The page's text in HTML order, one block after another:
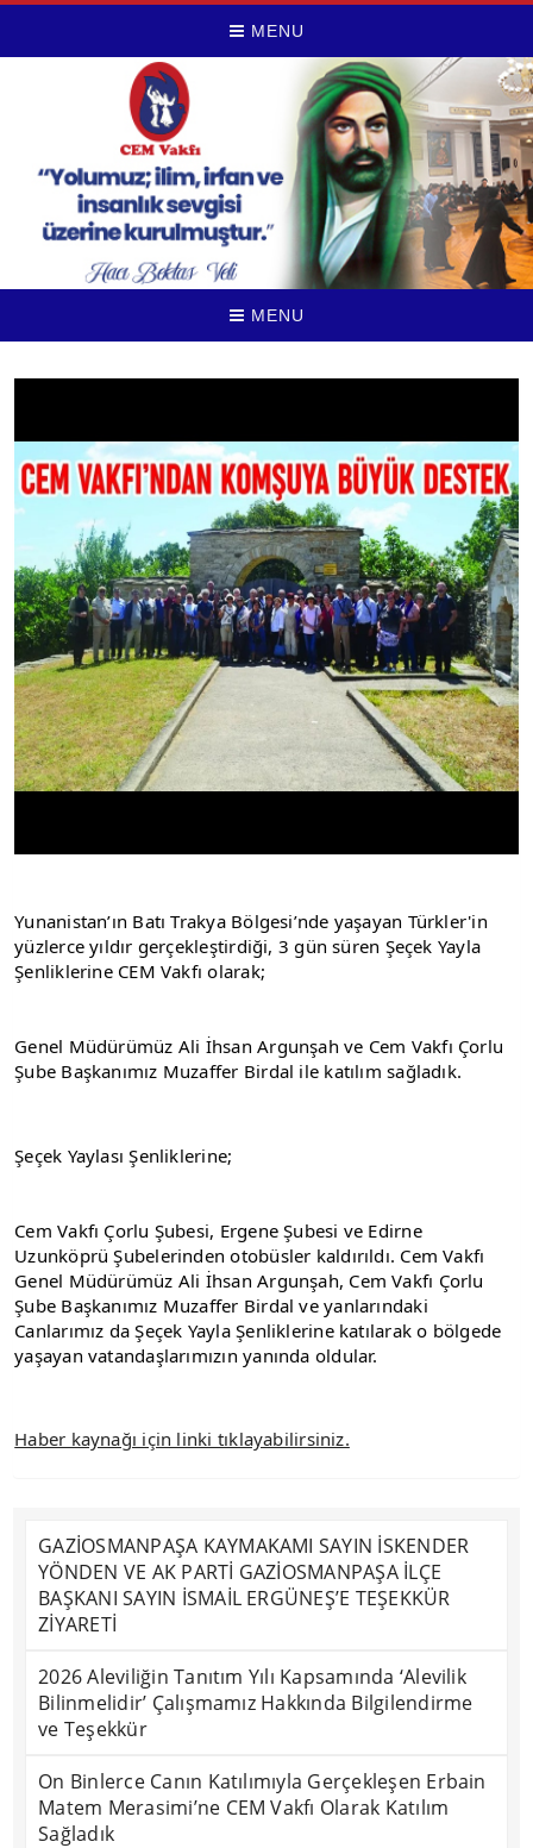
MENU
MENU
Yunanistan’ın Batı Trakya Bölgesi’nde yaşayan Türkler'in
yüzlerce yıldır gerçekleştirdiği, 3 gün süren Şeçek Yayla
Şenliklerine CEM Vakfı olarak;
Genel Müdürümüz Ali İhsan Argunşah ve Cem Vakfı Çorlu
Şube Başkanımız Muzaffer Birdal ile katılım sağladık.
Şeçek Yaylası Şenliklerine;
Cem Vakfı Çorlu Şubesi, Ergene Şubesi ve Edirne
Uzunköprü Şubelerinden otobüsler kaldırıldı. Cem Vakfı
Genel Müdürümüz Ali İhsan Argunşah, Cem Vakfı Çorlu
Şube Başkanımız Muzaffer Birdal ve yanlarındaki
Canlarımız da Şeçek Yayla Şenliklerine katılarak o bölgede
yaşayan vatandaşlarımızın yanında oldular.
Haber kaynağı için linki tıklayabilirsiniz.
GAZİOSMANPAŞA KAYMAKAMI SAYIN İSKENDER
YÖNDEN VE AK PARTİ GAZİOSMANPAŞA İLÇE
BAŞKANI SAYIN İSMAİL ERGÜNEŞ’E TEŞEKKÜR
ZİYARETİ
2026 Aleviliğin Tanıtım Yılı Kapsamında ‘Alevilik
Bilinmelidir’ Çalışmamız Hakkında Bilgilendirme
ve Teşekkür
On Binlerce Canın Katılımıyla Gerçekleşen Erbain
Matem Merasimi’ne CEM Vakfı Olarak Katılım
Sağladık